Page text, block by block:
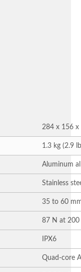
284 x 156 x
1.3 kg (2.9
Aluminum
Stainless
35 to 60
87 N at
IPX6
Quad-core